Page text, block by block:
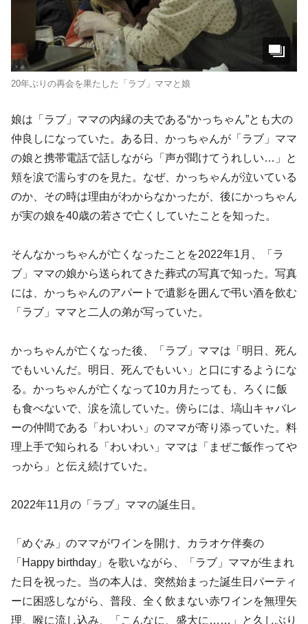
20年ぶりの再会を果たした「ラブ」ママと娘
娘は「ラブ」ママの内縁の夫である“かっちゃん”とも大の
仲良しになっていた。ある日、かっちゃんが「ラブ」ママ
の娘と携帯電話で話しながら「声が聞けてうれしい…」と
頬を涙で濡らすのを見た。なぜ、かっちゃんが泣いている
のか、その時は理由がわからなかったが、後にかっちゃん
が実の娘を40歳の若さで亡くしていたことを知った。
そんなかっちゃんが亡くなったことを2022年1月、「ラ
ブ」ママの娘から送られてきた葬式の写真で知った。写真
には、かっちゃんのアパートで遺影を囲んで弔い酒を飲む
「ラブ」ママと二人の弟が写っていた。
かっちゃんが亡くなった後、「ラブ」ママは「明日、死ん
でもいいんだ。明日、死んでもいい」と口にするようにな
る。かっちゃんが亡くなって10カ月たっても、ろくに飯
も食べないで、涙を流していた。傍らには、塙山キャバレ
ーの仲間である「わいわい」のママが寄り添っていた。料
理上手で知られる「わいわい」ママは「まぜご飯作ってや
っから」と伝え続けていた。
2022年11月の「ラブ」ママの誕生日。
「めぐみ」のママがワインを開け、カラオケ伴奏の
「Happy birthday」を歌いながら、「ラブ」ママが生まれ
た日を祝った。当の本人は、突然始まった誕生日パーティ
ーに困惑しながら、普段、全く飲まない赤ワインを無理矢
理、喉に流し込み、「こんなに、盛大に……」と久しぶり